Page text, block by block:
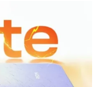
कर
तारीख,